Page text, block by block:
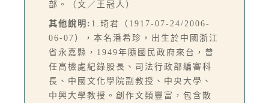
部。（文／王冠人）
其他說明: 1.琦君（1917-07-24/2006-
06-07），本名潘希珍，出生於中國浙江
省永嘉縣，1949年隨國民政府來台，曾
任高檢處紀錄股長、司法行政部編審科
長、中國文化學院副教授、中央大學、
中興大學教授。創作文類豐富，包含散